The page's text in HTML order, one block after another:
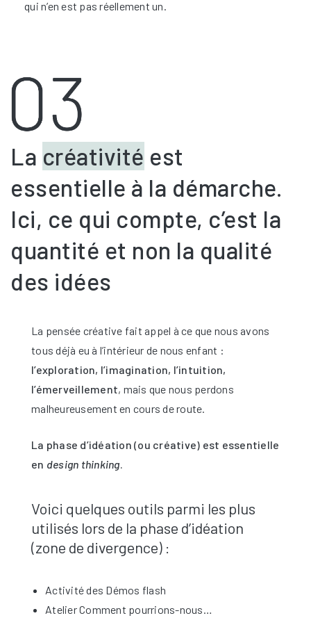
qui n’en est pas réellement un.
La créativité est
essentielle à la démarche.
Ici, ce qui compte, c’est la
quantité et non la qualité
des idées
La pensée créative fait appel à ce que nous avons
tous déjà eu à l’intérieur de nous enfant :
l’exploration, l’imagination, l’intuition,
l’émerveillement, mais que nous perdons
malheureusement en cours de route.
La phase d’idéation (ou créative) est essentielle
en design thinking.
Voici quelques outils parmi les plus
utilisés lors de la phase d’idéation
(zone de divergence) :
Activité des Démos flash
Atelier Comment pourrions-nous…